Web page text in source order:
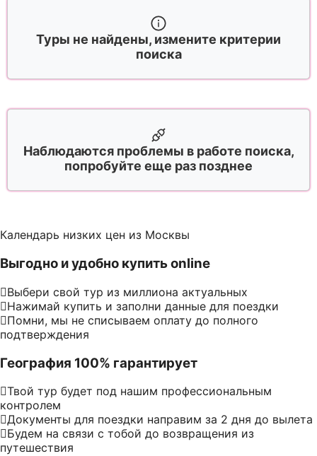
Туры не найдены, измените критерии
поиска
Наблюдаются проблемы в работе поиска,
попробуйте еще раз позднее
Календарь низких цен из Москвы
Выгодно и удобно купить online
Выбери свой тур из миллиона актуальных
Нажимай купить и заполни данные для поездки
Помни, мы не списываем оплату до полного
подтверждения
География 100% гарантирует
Твой тур будет под нашим профессиональным
контролем
Документы для поездки направим за 2 дня до вылета
Будем на связи с тобой до возвращения из
путешествия